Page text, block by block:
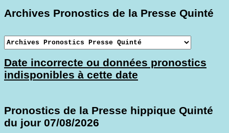
Archives Pronostics de la Presse Quinté
Date incorrecte ou données pronostics
indisponibles à cette date
Pronostics de la Presse hippique Quinté
du jour 07/08/2026